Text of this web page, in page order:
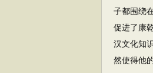
子都围绕
促进了康
汉文化知
然使得他